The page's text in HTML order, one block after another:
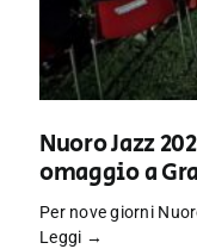
Nuoro Jazz
omaggio a
Per nove giorni
Leggi →